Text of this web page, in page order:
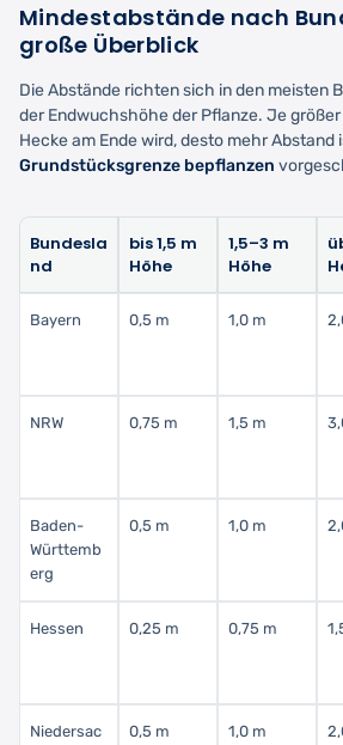
Mindestabstände nach
große Überblick
Die Abstände richten sich in den meisten
der Endwuchshöhe der Pflanze. Je
Hecke am Ende wird, desto mehr Abstand
Grundstücksgrenze bepflanzen
Bundesla
nd
bis 1,5 m
Höhe
1,5–3 m
Höhe
Bayern 0,5 m 1,0 m
NRW 0,75 m 1,5 m
Baden-
Württemb
erg
0,5 m 1,0 m
Hessen 0,25 m 0,75 m
Niedersac 0,5 m 1,0 m